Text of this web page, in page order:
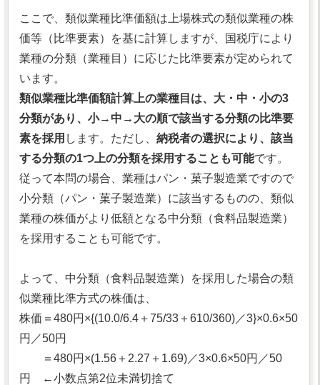
ここで、類似業種比準価額は上場株式の類似業種の株
価等（比準要素）を基に計算しますが、国税庁により
業種の分類（業種目）に応じた比準要素が定められて
います。
類似業種比準価額計算上の業種目は、大・中・小の3
分類があり、小→中→大の順で該当する分類の比準要
素を採用 します。ただし、 納税者の選択により、該当
する分類の1つ上の分類を採用することも可能です。
従って本問の場合、業種はパン・菓子製造業ですので
小分類（パン・菓子製造業）に該当するものの、類似
業種の株価がより低額となる中分類（食料品製造業）
を採用することも可能です。
よって、中分類（食料品製造業）を採用した場合の類
似業種比準方式の株価は、
株価＝480円×{(10.0/6.4＋75/33＋610/360)／3}×0.6×50
円／50円
＝480円×(1.56＋2.27＋1.69)／3×0.6×50円／50
円 ←小数点第2位未満切捨て